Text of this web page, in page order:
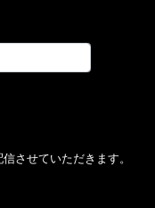
させていただきます。